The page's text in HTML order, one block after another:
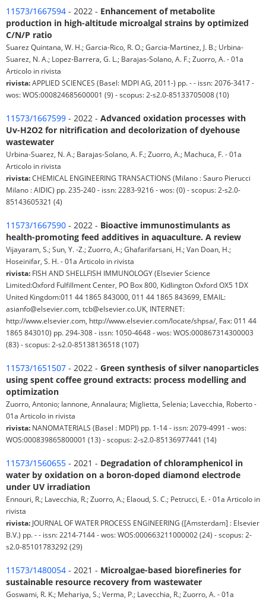
11573/1667594 - 2022 - Enhancement of metabolite
production in high-altitude microalgal strains by optimized
C/N/P ratio
Suarez Quintana, W. H.; Garcia-Rico, R. O.; Garcia-Martinez, J. B.; Urbina-
Suarez, N. A.; Lopez-Barrera, G. L.; Barajas-Solano, A. F.; Zuorro, A. - 01a
Articolo in rivista
rivista:APPLIED SCIENCES (Basel: MDPI AG, 2011-) pp. - - issn: 2076-3417 -
wos: WOS:000824685600001 (9) - scopus: 2-s2.0-85133705008 (10)
11573/1667599 - 2022 - Advanced oxidation processes with
Uv-H2O2 for nitrification and decolorization of dyehouse
wastewater
Urbina-Suarez, N. A.; Barajas-Solano, A. F.; Zuorro, A.; Machuca, F. - 01a
Articolo in rivista
rivista:CHEMICAL ENGINEERING TRANSACTIONS (Milano : Sauro Pierucci
Milano : AIDIC) pp. 235-240 - issn: 2283-9216 - wos: (0) - scopus: 2-s2.0-
85143605321 (4)
11573/1667590 - 2022 - Bioactive immunostimulants as
health-promoting feed additives in aquaculture. A review
Vijayaram, S.; Sun, Y. -Z.; Zuorro, A.; Ghafarifarsani, H.; Van Doan, H.;
Hoseinifar, S. H. - 01a Articolo in rivista
rivista: FISH AND SHELLFISH IMMUNOLOGY (Elsevier Science
Limited:Oxford Fulfillment Center, PO Box 800, Kidlington Oxford OX5 1DX
United Kingdom:011 44 1865 843000, 011 44 1865 843699, EMAIL:
asianfo@elsevier.com, tcb@elsevier.co.UK, INTERNET:
http://www.elsevier.com, http://www.elsevier.com/locate/shpsa/, Fax: 011 44
1865 843010) pp. 294-308 - issn: 1050-4648 - wos: WOS:000867314300003
(83) - scopus: 2-s2.0-85138136518 (107)
11573/1651507 - 2022 - Green synthesis of silver nanoparticles
using spent coffee ground extracts: process modelling and
optimization
Zuorro, Antonio; Iannone, Annalaura; Miglietta, Selenia; Lavecchia, Roberto -
01a Articolo in rivista
rivista: NANOMATERIALS (Basel : MDPI) pp. 1-14 - issn: 2079-4991 - wos:
WOS:000839865800001 (13) - scopus: 2-s2.0-85136977441 (14)
11573/1560655 - 2021 - Degradation of chloramphenicol in
water by oxidation on a boron-doped diamond electrode
under UV irradiation
Ennouri, R.; Lavecchia, R.; Zuorro, A.; Elaoud, S. C.; Petrucci, E. - 01a Articolo in
rivista
rivista: JOURNAL OF WATER PROCESS ENGINEERING ([Amsterdam] : Elsevier
B.V.) pp. - - issn: 2214-7144 - wos: WOS:000663211000002 (24) - scopus: 2-
s2.0-85101783292 (29)
11573/1480054 - 2021 - Microalgae-based biorefineries for
sustainable resource recovery from wastewater
Goswami, R. K.; Mehariya, S.; Verma, P.; Lavecchia, R.; Zuorro, A. - 01a